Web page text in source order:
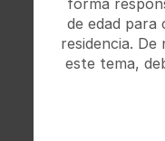
de edad
residencia.
este tema,